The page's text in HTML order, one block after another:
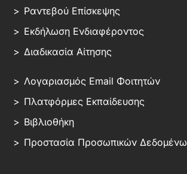
Ραντεβού Επίσκεψης
Εκδήλωση Ενδιαφέροντος
Διαδικασία Αίτησης
Λογαριασμός Email Φοιτητών
Πλατφόρμες Εκπαίδευσης
Βιβλιοθήκη
Προστασία Προσωπικών